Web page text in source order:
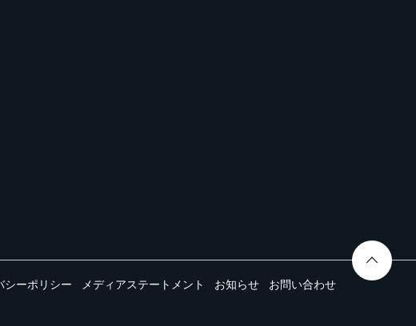
シーポリシー メディアステートメント お知らせ お問い合わせ